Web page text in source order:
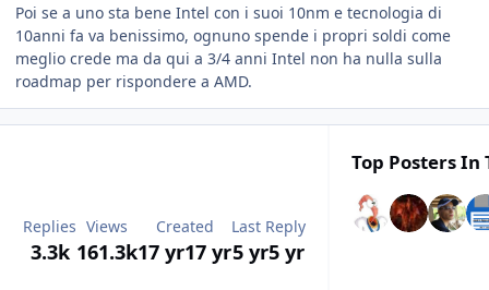
Poi se a uno sta bene Intel con i suoi 10nm e tecnologia di
10anni fa va benissimo, ognuno spende i propri soldi come
meglio crede ma da qui a 3/4 anni Intel non ha nulla sulla
roadmap per rispondere a AMD.
Replies
3.3k
Views
161.3k
Created
17 yr17 yr
Last Reply
5 yr5 yr
Top Posters In